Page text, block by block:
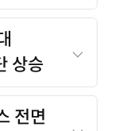
상승
전면